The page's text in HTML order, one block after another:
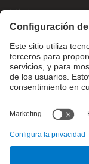
Másteres
Movilidad
Investigación
Empresa
¿Qué necesitas?